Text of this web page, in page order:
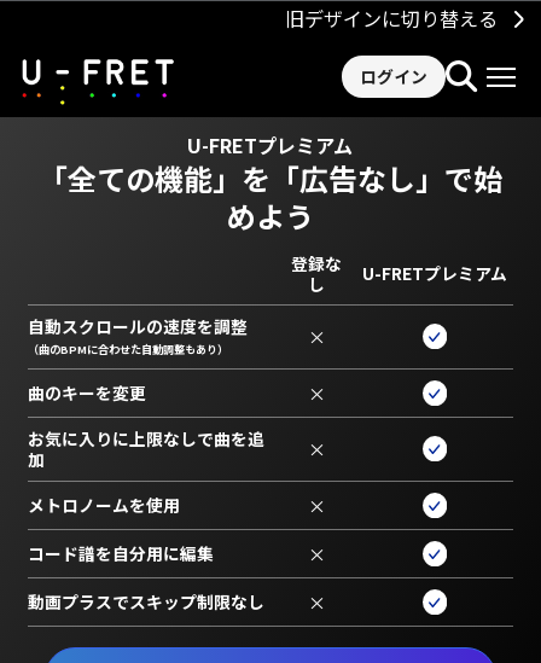
旧デザインに切り替える
ログイン
U-FRETプレミアム
「全ての機能」を 「広告なし」で始
めよう
登録な
し
U-FRETプレミアム
自動スクロールの速度を調整
（曲のBPMに合わせた自動調整もあり） ×
曲のキーを変更 ×
お気に入りに上限なしで曲を追
加
×
メトロノームを使用 ×
コード譜を自分用に編集 ×
動画プラスでスキップ制限なし ×